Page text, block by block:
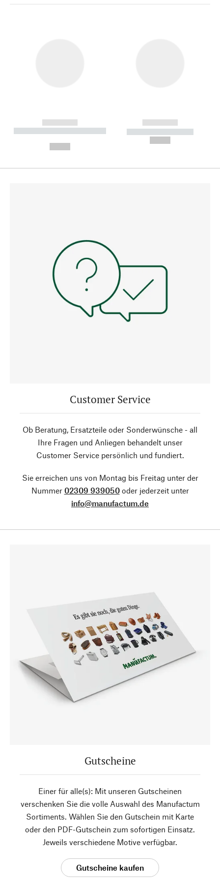
------------
----------- ----------- --------
------------
----------- -----------
Customer Service
Ob Beratung, Ersatzteile oder Sonderwünsche - all
Ihre Fragen und Anliegen behandelt unser
Customer Service persönlich und fundiert.
Sie erreichen uns von Montag bis Freitag unter der
Nummer 02309 939050oder jederzeit unter
info@manufactum.de
Gutscheine
Einer für alle(s): Mit unseren Gutscheinen
verschenken Sie die volle Auswahl des Manufactum
Sortiments. Wählen Sie den Gutschein mit Karte
oder den PDF-Gutschein zum sofortigen Einsatz.
Jeweils verschiedene Motive verfügbar.
Gutscheine kaufen